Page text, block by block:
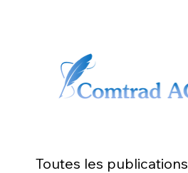
Toutes les publications